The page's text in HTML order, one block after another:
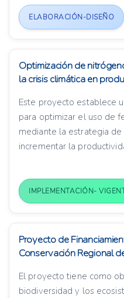
ELABORACIÓN-DISEÑO
Optimización de
la crisis climática en
Este proyecto establece
para optimizar el uso de
mediante la estrategia
incrementar la
IMPLEMENTACIÓN-
Proyecto de
Conservación Regional
El proyecto tiene como
biodiversidad y los